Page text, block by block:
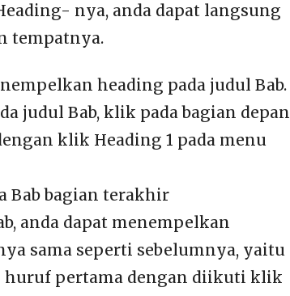
nya, anda dapat langsung
tempatnya.
heading pada judul Bab.
judul Bab, klik pada bagian depan
klik Heading 1 pada menu
Bab bagian terakhir
anda dapat menempelkan
sama seperti sebelumnya, yaitu
huruf pertama dengan diikuti klik